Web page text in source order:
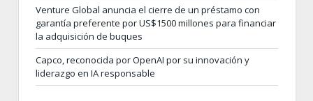
Venture Global anuncia el cierre de un préstamo con
garantía preferente por US$1500 millones para financiar
la adquisición de buques
Capco, reconocida por OpenAI por su innovación y
liderazgo en IA responsable